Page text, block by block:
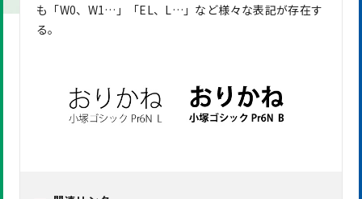
も「W0、W1…」「EL、L…」など様々な表記が存在す
る。